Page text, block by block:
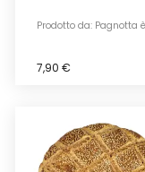
Prodotto da: Pagnotta
7,90 €